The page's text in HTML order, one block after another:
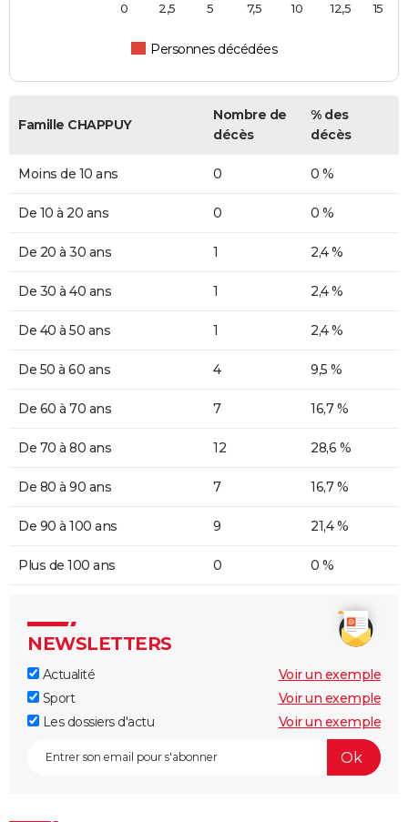
Personnes décédées
0 2,5 5 7,5 10 12,5 15
Famille CHAPPUY
Nombre de
décès
% des
décès
Moins de 10 ans 0 0 %
De 10 à 20 ans 0 0 %
De 20 à 30 ans 1 2,4 %
De 30 à 40 ans 1 2,4 %
De 40 à 50 ans 1 2,4 %
De 50 à 60 ans 4 9,5 %
De 60 à 70 ans 7 16,7 %
De 70 à 80 ans 12 28,6 %
De 80 à 90 ans 7 16,7 %
De 90 à 100 ans 9 21,4 %
Plus de 100 ans 0 0 %
NEWSLETTERS
Actualité
Voir un exemple
Sport
Voir un exemple
Les dossiers d'actu
Voir un exemple